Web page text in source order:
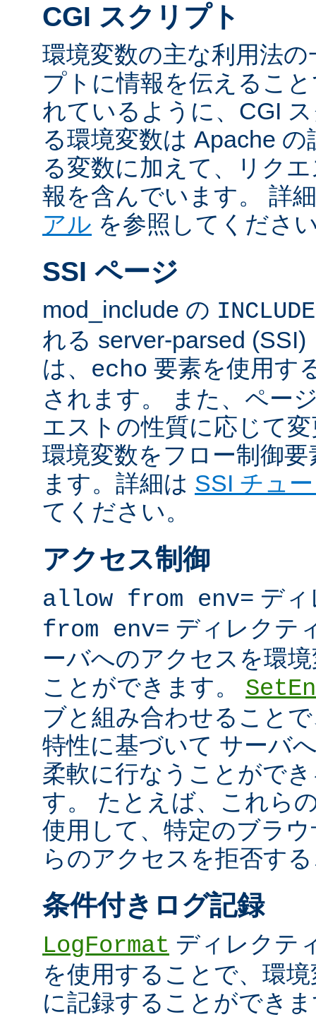
CGI スクリプト
環境変数の主な利用法
プトに情報を伝えるこ
れているように、CGI
る環境変数は Apache
る変数に加えて、リク
報を含んでいます。 詳
アル を参照してくださ
SSI ページ
mod_include の
れる server-parsed
は、 echo 要素を使用す
されます。 また、ペー
エストの性質に応じて
環境変数をフロー制御
ます。詳細は SSI チュ
てください。
アクセス制御
allow from env= デ
from env= ディレクテ
ーバへのアクセスを環
ことができます。
ブと組み合わせること
特性に基づいて サーバ
柔軟に行なうことがで
す。 たとえば、これら
使用して、特定のブラ
らのアクセスを拒否す
条件付きログ記録
LogFormat ディレクテ
を使用することで、環
に記録することができ